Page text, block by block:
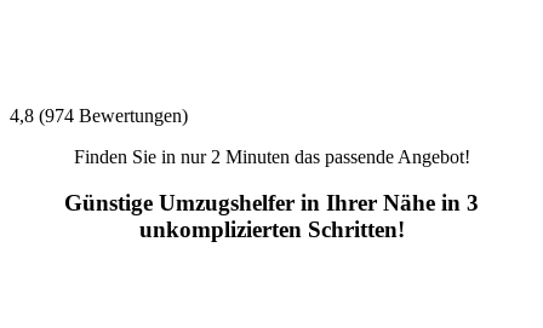
4,8 (974 Bewertungen)
Finden Sie in nur 2 Minuten das passende Angebot!
Günstige Umzugshelfer in Ihrer Nähe in 3
unkomplizierten Schritten!